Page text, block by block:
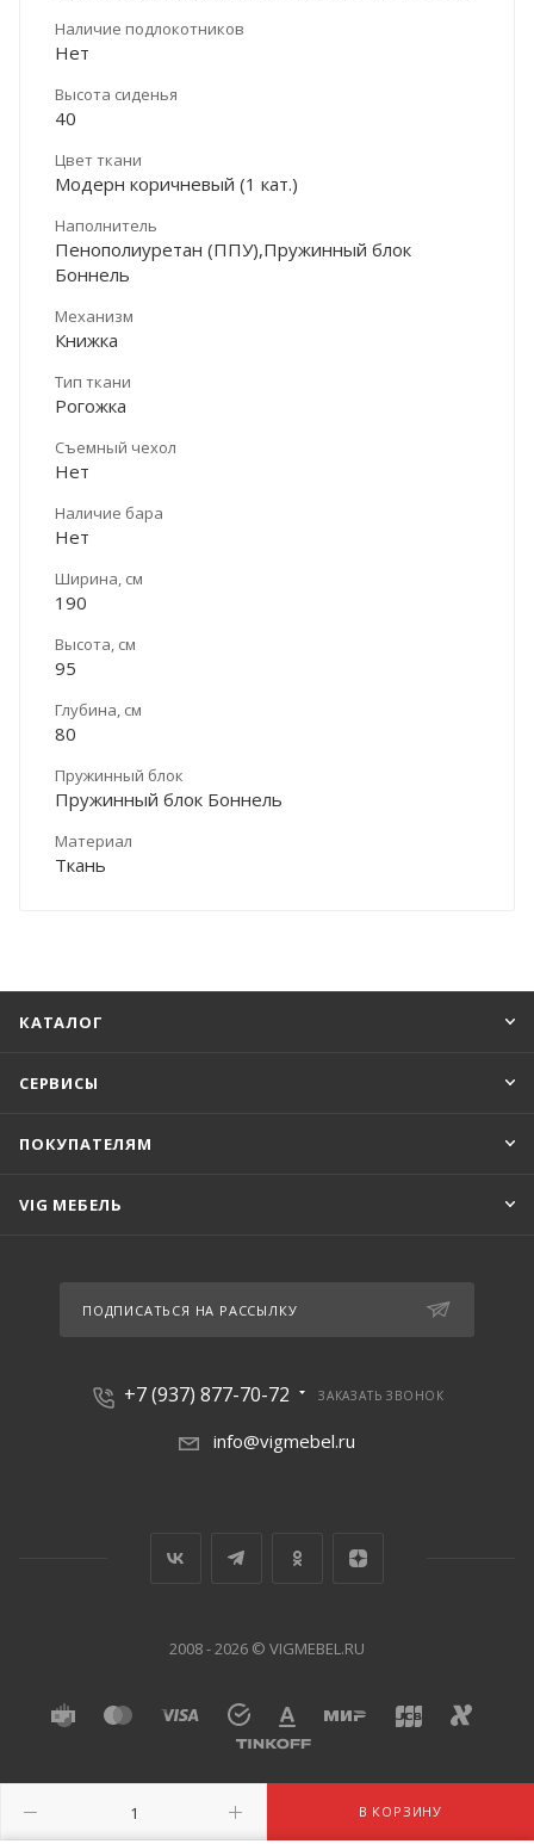
В КОРЗИНУ
Наличие подлокотников
Нет
Высота сиденья
40
Цвет ткани
Модерн коричневый (1 кат.)
Наполнитель
Пенополиуретан (ППУ),Пружинный блок
Боннель
Механизм
Книжка
Тип ткани
Рогожка
Съемный чехол
Нет
Наличие бара
Нет
Ширина, см
190
Высота, см
95
Глубина, см
80
Пружинный блок
Пружинный блок Боннель
Материал
Ткань
КАТАЛОГ
СЕРВИСЫ
ПОКУПАТЕЛЯМ
VIG МЕБЕЛЬ
ПОДПИСАТЬСЯ НА РАССЫЛКУ
+7 (937) 877-70-72 ЗАКАЗАТЬ ЗВОНОК
info@vigmebel.ru
2008 - 2026 © VIGMEBEL.RU